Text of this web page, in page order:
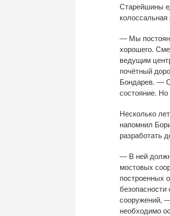
Старейшины
колоссальная
— Мы
хорошего.
ведущим
почётный
Бондарев. —
состояние. Но
Несколько
напомнил
разработать
— В ней
мостовых
построенных
безопасности
сооружений,
необходимо